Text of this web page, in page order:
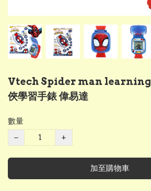
Vtech Spider man
俠學習手錶 偉易達
數量
−
+
加至購物車